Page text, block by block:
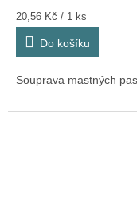
Měrná
cena:
20,56 Kč / 1 ks
Do košíku
Souprava mastných